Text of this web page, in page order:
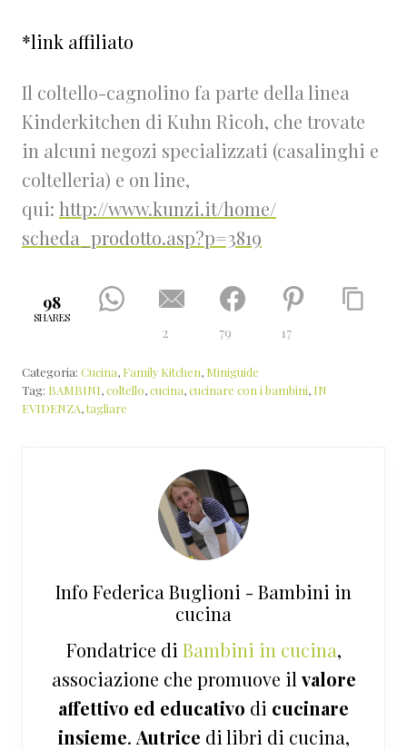
*link affiliato
Il coltello-cagnolino fa parte della linea
Kinderkitchen di Kuhn Ricoh, che trovate
in alcuni negozi specializzati (casalinghi e
coltelleria) e on line,
qui: http://www.kunzi.it/home/
scheda_prodotto.asp?p=3819
98
SHARES
2 79 17
Categoria: Cucina, Family Kitchen, Miniguide
Tag: BAMBINI,coltello,cucina,cucinare con i bambini, IN
EVIDENZA,tagliare
Info Federica Buglioni - Bambini in
cucina
Fondatrice di Bambini in cucina,
associazione che promuove il valore
affettivo ed educativo di cucinare
insieme. Autrice di libri di cucina,